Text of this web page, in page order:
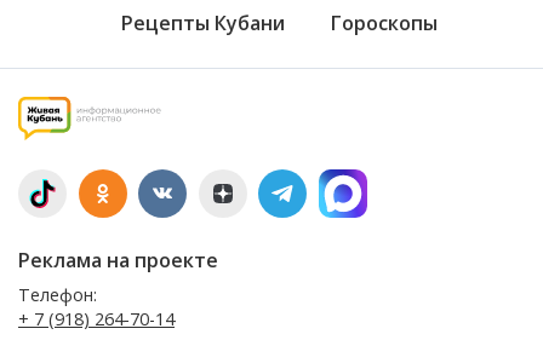
Рецепты Кубани Гороскопы
Реклама на проекте
Телефон:
+ 7 (918) 264-70-14